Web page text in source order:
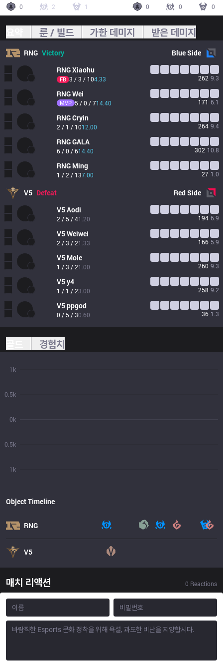
0
2 1
0
0 0
룬 / 빌드 가한 데미지 받은 데미지
RNG Victory BlueSide
RNGXiaohu
FB 3 / 3 / 104.33 262 9.3
RNGWei
MVP 5 / 0 / 714.40 171 6.1
RNGCryin
2 / 1 / 1012.00 264 9.4
RNGGALA
6 / 0 / 614.40 302 10.8
RNG Ming
1 / 2 / 137.00 27 1.0
V5 Defeat RedSide
V5Aodi
2 / 5 / 41.20 194 6.9
V5Weiwei
2 / 3 / 21.33 166 5.9
V5 Mole
1 / 3 / 21.00 260 9.3
V5y4
1 / 1 / 23.00 258 9.2
V5ppgod
0 / 5 / 30.60 36 1.3
경험치
1k
0.5k
0k
0.5k
1k
Object Timeline
RNG
V5
매치 리액션 0 Reactions